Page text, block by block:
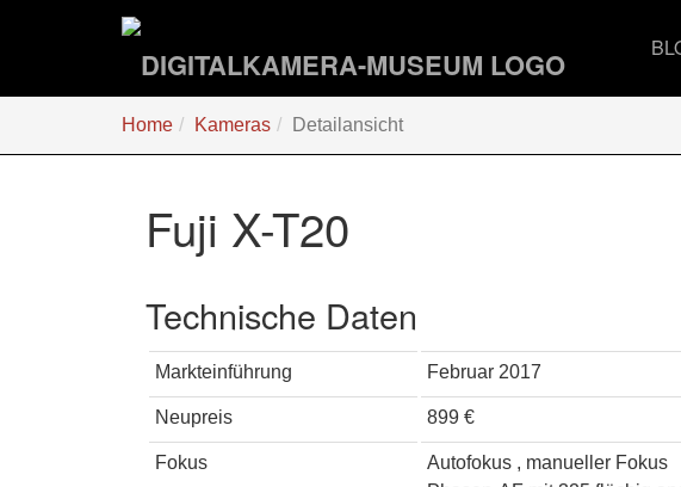
sind
Home Kameras Detailansicht
Fuji X-T20
Technische Daten
Markteinführung Februar 2017
Neupreis 899 €
Fokus
Autofokus , manueller Fokus